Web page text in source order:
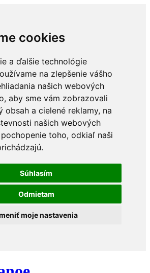
cookies
a ďalšie technológie
na zlepšenie vášho
našich webových
aby sme vám zobrazovali
obsah a cielené reklamy, na
našich webových
toho, odkiaľ naši
Súhlasím
Odmietam
moje nastavenia